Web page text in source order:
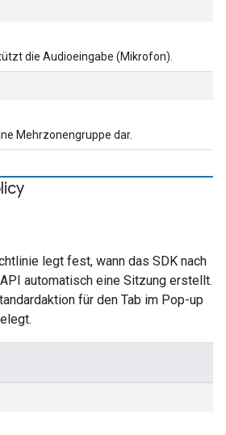
die Audioeingabe (Mikrofon).
Mehrzonengruppe dar.
legt fest, wann das SDK nach
automatisch eine Sitzung erstellt.
für den Tab im Pop-up